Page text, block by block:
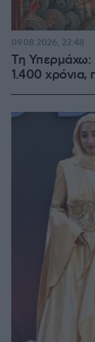
Τη Υπερμάχω:
1.400
09.08.2026, 22:48